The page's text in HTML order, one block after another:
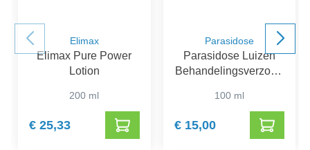
Elimax
Elimax Pure Power
Lotion
200 ml
€ 25,33
Parasidose
Parasidose Luizen
Behandelingsverzorgi
100 ml
€ 15,00